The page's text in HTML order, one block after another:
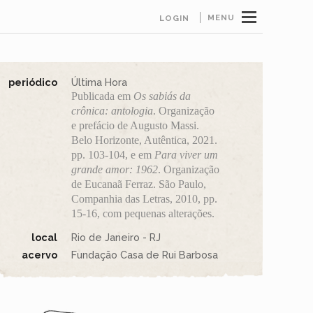
MENU
LOGIN
periódico
Última Hora
Publicada em Os sabiás da
crônica: antologia. Organização
e prefácio de Augusto Massi.
Belo Horizonte, Autêntica, 2021.
pp. 103-104, e em Para viver um
grande amor: 1962. Organização
de Eucanaã Ferraz. São Paulo,
Companhia das Letras, 2010, pp.
15-16, com pequenas alterações.
local
Rio de Janeiro - RJ
acervo
Fundação Casa de Rui Barbosa